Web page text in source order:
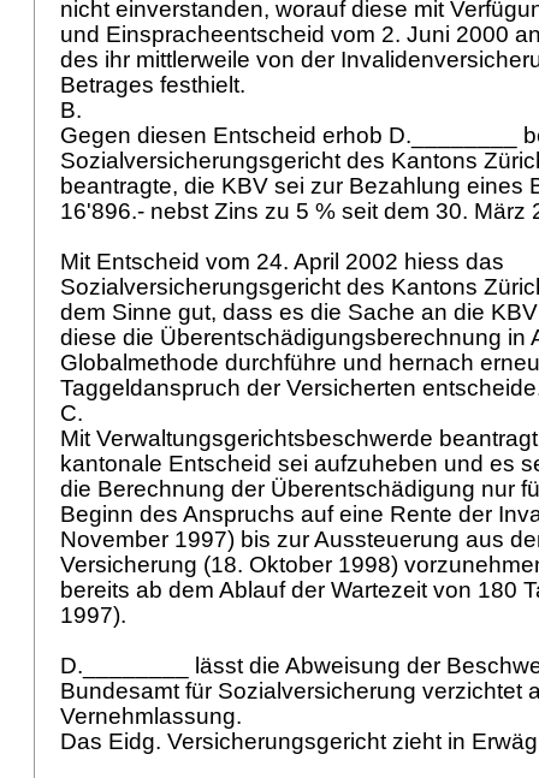
nicht einverstanden, worauf diese mit
und Einspracheentscheid vom 2. Juni 2000
des ihr mittlerweile von der
Betrages festhielt.
B.
Gegen diesen Entscheid erhob D.________
Sozialversicherungsgericht des Kantons
beantragte, die KBV sei zur Bezahlung eines
16'896.- nebst Zins zu 5 % seit dem 30.
Mit Entscheid vom 24. April 2002 hiess das
Sozialversicherungsgericht des Kantons
dem Sinne gut, dass es die Sache an die
diese die Überentschädigungsberechnung in
Globalmethode durchführe und hernach
Taggeldanspruch der Versicherten
C.
Mit Verwaltungsgerichtsbeschwerde
kantonale Entscheid sei aufzuheben und es
die Berechnung der Überentschädigung nur
Beginn des Anspruchs auf eine Rente der
November 1997) bis zur Aussteuerung aus
Versicherung (18. Oktober 1998)
bereits ab dem Ablauf der Wartezeit von 180
1997).
D.________ lässt die Abweisung der
Bundesamt für Sozialversicherung verzichtet
Vernehmlassung.
Das Eidg. Versicherungsgericht zieht in